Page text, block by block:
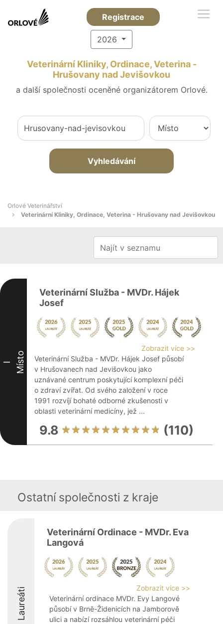
Registrace
2026
Veterinární Kliniky, Ordinace, Veterina -
Hrušovany nad Jevišovkou
a další společnosti oceněné organizátorem Orlové.
Vyhledávání
Orlové Veterinářství
Veterinární Kliniky, Ordinace, Veterina - Hrušovany nad Jevišovkou
I Místo
Veterinární Služba - MVDr. Hájek
Josef
Zobrazit více >>
Veterinární Služba - MVDr. Hájek Josef působí
v Hrušovanech nad Jevišovkou jako
uznávané centrum poskytující komplexní péči
o zdraví zvířat. Od svého založení v roce
1991 rozvíjí bohaté odborné zkušenosti v
oblasti veterinární medicíny, jež ...
9.8 (110)
Ostatní společnosti z kraje
Laureáti
Veterinární Ordinace - MVDr. Eva
Langová
Zobrazit více >>
Veterinární ordinace MVDr. Evy Langové
působí v Brně-Židenicích na Jamborově
ulici a nabízí rozsáhlou veterinární péči